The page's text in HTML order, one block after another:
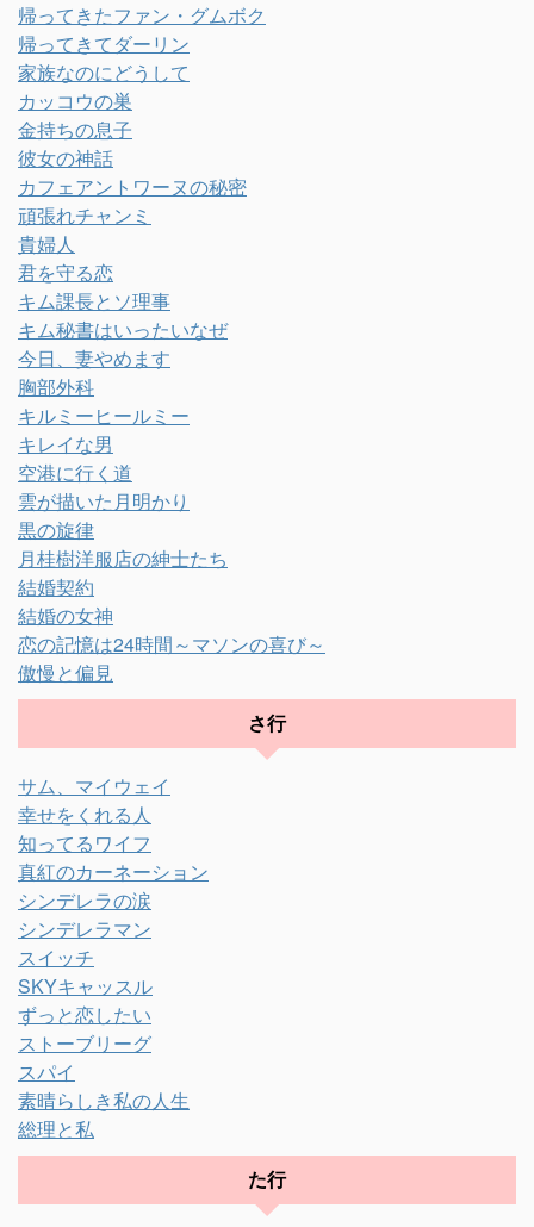
帰ってきたファン・グムボク
帰ってきてダーリン
家族なのにどうして
カッコウの巣
金持ちの息子
彼女の神話
カフェアントワーヌの秘密
頑張れチャンミ
貴婦人
君を守る恋
キム課長とソ理事
キム秘書はいったいなぜ
今日、妻やめます
胸部外科
キルミーヒールミー
キレイな男
空港に行く道
雲が描いた月明かり
黒の旋律
月桂樹洋服店の紳士たち
結婚契約
結婚の女神
恋の記憶は24時間～マソンの喜び～
傲慢と偏見
さ行
サム、マイウェイ
幸せをくれる人
知ってるワイフ
真紅のカーネーション
シンデレラの涙
シンデレラマン
スイッチ
SKYキャッスル
ずっと恋したい
ストーブリーグ
スパイ
素晴らしき私の人生
総理と私
た行